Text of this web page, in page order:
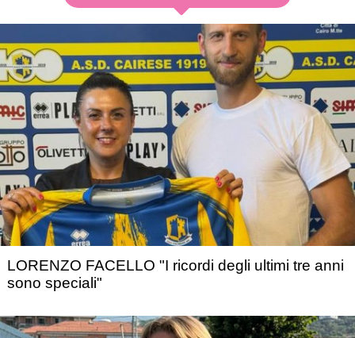
LORENZO FACELLO "I ricordi degli ultimi tre anni
sono speciali"